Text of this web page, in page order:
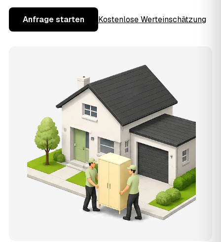
Anfrage starten Kostenlose Werteinschätzung